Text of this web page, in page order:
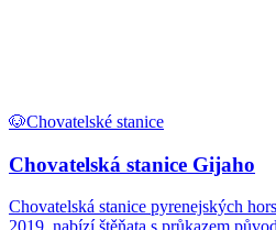
🐶Chovatelské stanice
Chovatelská stanice Gijaho
Chovatelská stanice pyrenejských